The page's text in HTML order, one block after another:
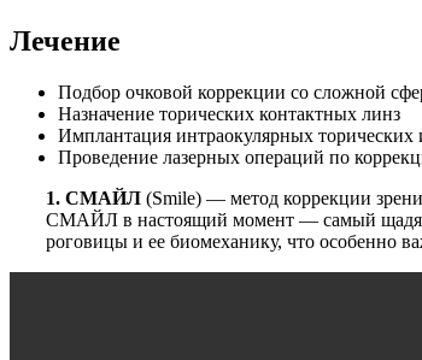
Лечение
Подбор очковой коррекции со сложной
Назначение торических контактных линз
Имплантация интраокулярных торических
Проведение лазерных операций по
1. СМАЙЛ (Smile) — метод коррекции
СМАЙЛ в настоящий момент — самый
роговицы и ее биомеханику, что особенно